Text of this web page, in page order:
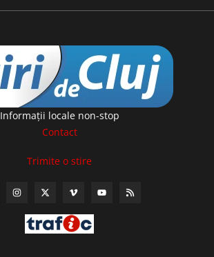
Informaţii locale non-stop
Contact
Trimite o stire